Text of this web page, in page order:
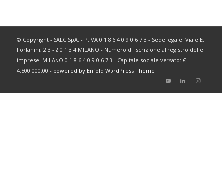
© Copyright - SALC SpA. - P.IVA 0 1 8 6 4 0 9 0 6 7 3 - Sede legale: Viale E.
Forlanini, 2 3 - 2 0 1 3 4 MILANO - Numero di iscrizione al registro delle
imprese: MILANO 0 1 8 6 4 0 9 0 6 7 3 - Capitale sociale versato: €
4.500.000,00 - powered by Enfold WordPress Theme